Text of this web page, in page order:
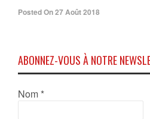
Posted On 27 Août 2018
ABONNEZ-VOUS À NOTRE
Nom *